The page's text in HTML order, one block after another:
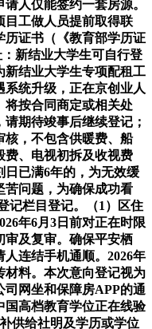
人仅能签约一套房源。
目工做人员提前取得联
历证书（《教育部学历证
新结业大学生可自行登
新结业大学生专项配租工
统升级，正在京创业人
将按合同商定或相关处
期待竣事后继续登记；
核，不包含供暖费、船
费、电视初拆及收视费
已满6年的，为无效缓
苦问题，为确保成功看
记栏目登记。（1）区住
年6月3日前对正在时限
审及复审。确保平安栖
连结手机通顺。2026年
料。本次意向登记视为
网坐和保障房APP的通
国高档教育学位正在线验
供给社明及学历或学位